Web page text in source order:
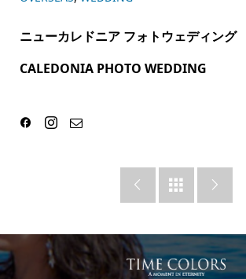
ニューカレドニア フォトウェディン
CALEDONIA PHOTO WEDDING
  